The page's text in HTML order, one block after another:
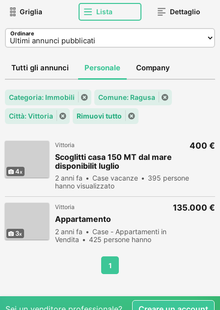
Griglia Lista Dettaglio
Ordinare
Tutti gli annunci Personale Company
Categoria: Immobili Comune: Ragusa
Città: Vittoria Rimuovi tutto
4
Vittoria
Scoglitti casa 150 MT dal mare
disponibilit luglio
2 anni fa Case vacanze
395 persone
hanno visualizzato
400 €
3
Vittoria
Appartamento
2 anni fa
Case - Appartamenti in
Vendita
425 persone hanno
135.000 €
1